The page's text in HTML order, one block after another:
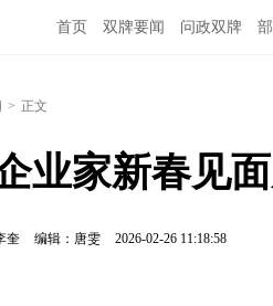
首页 双牌要闻 问政双牌
> 正文
业家新春见
奎 编辑：唐雯 2026-02-26 11:18:58